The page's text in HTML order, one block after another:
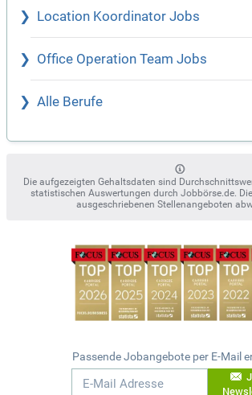
Location Koordinator Jobs
Office Operation Team Jobs
Alle Berufe
Die aufgezeigten Gehaltsdaten sind
statistischen Auswertungen durch Jobbörse.de.
ausgeschriebenen Stellenangeboten
Passende Jobangebote per E-Mail